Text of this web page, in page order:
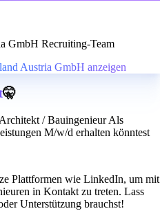
GmbH Recruiting-Team
Austria GmbH anzeigen
🤫
/ Bauingenieur Als
M/w/d erhalten könntest
Plattformen wie LinkedIn, um mit
in Kontakt zu treten. Lass
Unterstützung brauchst!